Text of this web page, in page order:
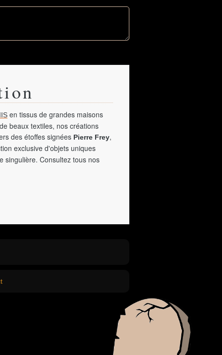
en tissus de grandes maisons
beaux textiles, nos créations
des étoffes signées Pierre Frey,
exclusive d'objets uniques
singulière. Consultez tous nos